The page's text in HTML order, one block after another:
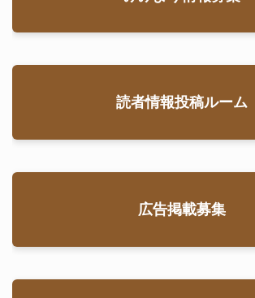
読者情報投稿ルーム
広告掲載募集